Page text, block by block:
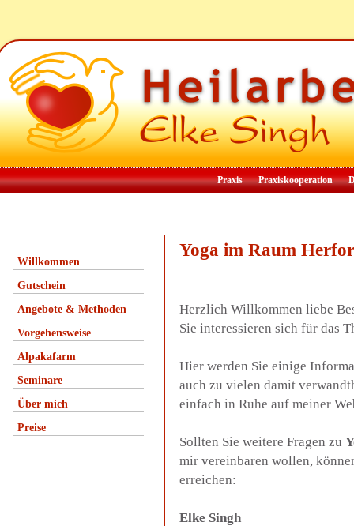
Praxis Praxiskooperation
Willkommen
Gutschein
Angebote & Methoden
Vorgehensweise
Alpakafarm
Seminare
Über mich
Preise
Yoga im Raum
Herzlich Willkommen liebe
Sie interessieren sich für das
Hier werden Sie einige
auch zu vielen damit
einfach in Ruhe auf meiner
Sollten Sie weitere Fragen zu
mir vereinbaren wollen,
erreichen:
Elke Singh